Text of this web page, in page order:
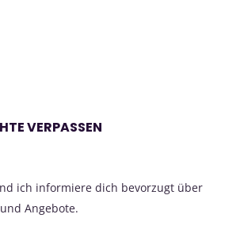
VERPASSEN
ich informiere dich bevorzugt über
Angebote.